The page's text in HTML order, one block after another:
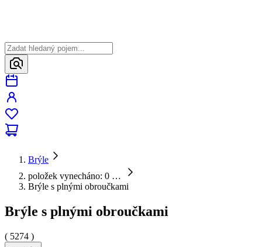
Brýle
položek vynecháno: 0 …
Brýle s plnými obroučkami
Brýle s plnými obroučkami
( 5274 )